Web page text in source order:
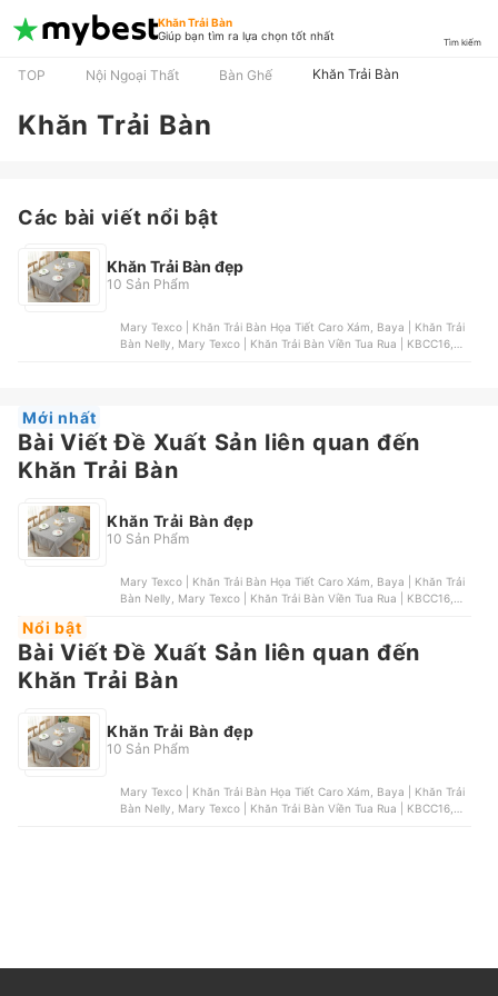
Khăn Trải Bàn
Giúp bạn tìm ra lựa chọn tốt nhất
Tìm kiếm
TOP Nội Ngoại Thất Bàn Ghế Khăn Trải Bàn
Khăn Trải Bàn
Các bài viết nổi bật
Khăn Trải Bàn đẹp
10 Sản Phẩm
Mary Texco | Khăn Trải Bàn Họa Tiết Caro Xám, Baya | Khăn Trải
Bàn Nelly, Mary Texco | Khăn Trải Bàn Viền Tua Rua | KBCC16,
Mới nhất
Bài Viết Đề Xuất Sản liên quan đến
Khăn Trải Bàn
Khăn Trải Bàn đẹp
10 Sản Phẩm
Mary Texco | Khăn Trải Bàn Họa Tiết Caro Xám, Baya | Khăn Trải
Bàn Nelly, Mary Texco | Khăn Trải Bàn Viền Tua Rua | KBCC16,
Nổi bật
Bài Viết Đề Xuất Sản liên quan đến
Khăn Trải Bàn
Khăn Trải Bàn đẹp
10 Sản Phẩm
Mary Texco | Khăn Trải Bàn Họa Tiết Caro Xám, Baya | Khăn Trải
Bàn Nelly, Mary Texco | Khăn Trải Bàn Viền Tua Rua | KBCC16,